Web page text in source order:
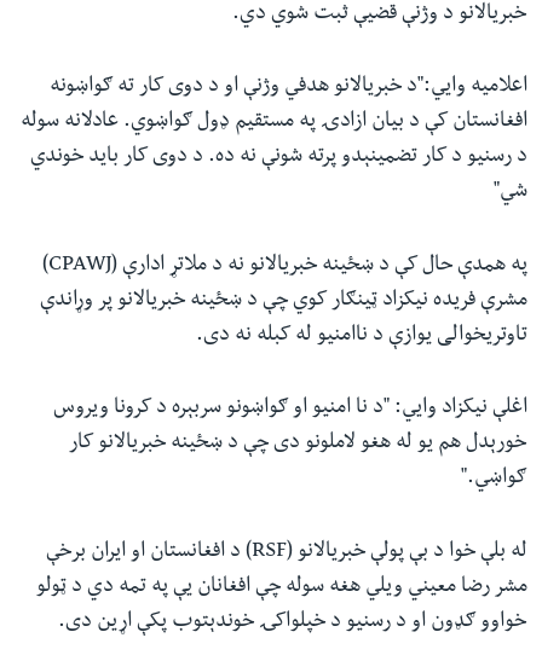
خبریالانو د وژنې قضیې ثبت شوي دي.
اعلامیه وايي:"د خبریالانو هدفي وژنې او د دوی کار ته ګواښونه
افغانستان کې د بیان ازادۍ په مستقیم ډول ګواښوي. عادلانه سوله
د رسنیو د کار تضمینېدو پرته شونې نه ده. د دوی کار باید خوندي
شي"
په همدې حال کې د ښځینه خبریالانو نه د ملاتړ ادارې (CPAWJ)
مشرې فریده نیکزاد ټینګار کوي چې د ښځینه خبریالانو پر وړاندې
تاوتریخوالی یوازې د ناامنیو له کبله نه دی.
اغلې نیکزاد وايي: "د نا امنیو او ګواښونو سربېره د کرونا ویروس
خورېدل هم یو له هغو لاملونو دی چې د ښځینه خبریالانو کار
ګواښي."
له بلې خوا د بې پولې خبریالانو (RSF) د افغانستان او ایران برخې
مشر رضا معیني ویلي هغه سوله چې افغانان یې په تمه دي د ټولو
خواوو ګډون او د رسنیو د خپلواکۍ خوندېتوب پکې اړین دی.